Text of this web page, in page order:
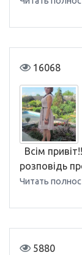
16068
Всім
розповідь
Читать
5880